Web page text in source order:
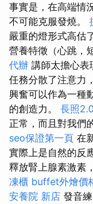
事實是，在高端情
不可能克服發燒。
嚴重的燈形式高估
營養特徵（心跳，
代辦 講師太擔心表
任務分散了注意力
興奮可以作為一種
的創造力。 長照2.0
正常，而且對我們
seo保證第一頁 在
實際上是自然的反
釋放腎上腺素激素
凍櫃 buffet外燴價
安養院 新店 發音